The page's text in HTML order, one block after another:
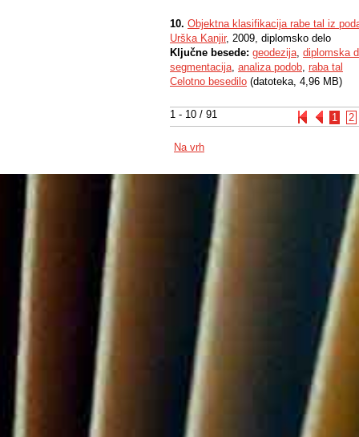
1 - 10 / 91 1 2
10. Objektna klasifikacija rabe tal iz
Urška Kanjir, 2009, diplomsko delo
Ključne besede: geodezija, diplomska
segmentacija, analiza podob, raba tal
Celotno besedilo (datoteka, 4,96 MB)
Na vrh